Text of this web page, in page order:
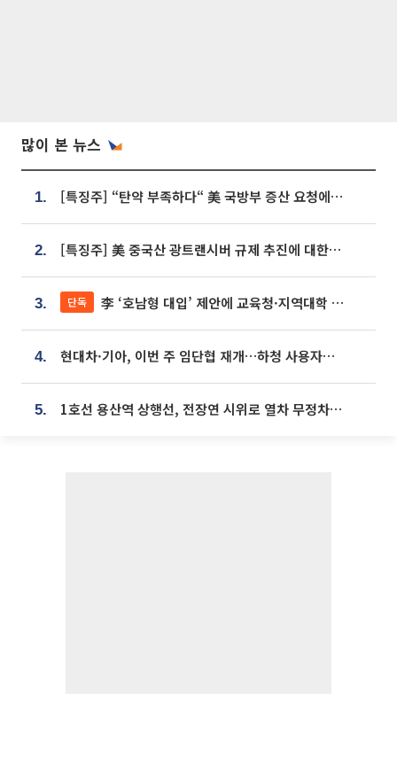
많이 본 뉴스
1. [특징주] “탄약 부족하다“ 美 국방부 증산 요청에⋯국내 방산주 급등세
2. [특징주] 美 중국산 광트랜시버 규제 추진에 대한광통신 등 광통신株 강세
3. 단독 李 ‘호남형 대입’ 제안에 교육청·지역대학 서·논술형 입시 연계 '착수'
4. 현대차·기아, 이번 주 임단협 재개…하청 사용자성 재심도 ‘변수’
5. 1호선 용산역 상행선, 전장연 시위로 열차 무정차 운행